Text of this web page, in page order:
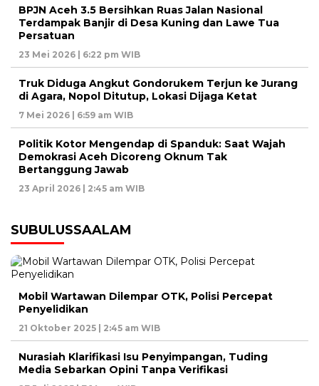
BPJN Aceh 3.5 Bersihkan Ruas Jalan Nasional
Terdampak Banjir di Desa Kuning dan Lawe Tua
Persatuan
23 Mei 2026 | 6:22 pm WIB
Truk Diduga Angkut Gondorukem Terjun ke Jurang
di Agara, Nopol Ditutup, Lokasi Dijaga Ketat
7 Mei 2026 | 6:59 am WIB
Politik Kotor Mengendap di Spanduk: Saat Wajah
Demokrasi Aceh Dicoreng Oknum Tak
Bertanggung Jawab
23 April 2026 | 2:45 am WIB
SUBULUSSAALAM
Mobil Wartawan Dilempar OTK, Polisi Percepat
Penyelidikan
21 Oktober 2025 | 2:45 am WIB
Nurasiah Klarifikasi Isu Penyimpangan, Tuding
Media Sebarkan Opini Tanpa Verifikasi